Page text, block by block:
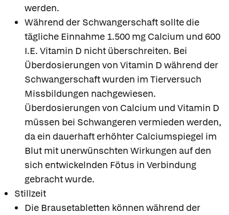
werden.
Während der Schwangerschaft sollte die
tägliche Einnahme 1.500 mg Calcium und 600
I.E. Vitamin D nicht überschreiten. Bei
Überdosierungen von Vitamin D während der
Schwangerschaft wurden im Tierversuch
Missbildungen nachgewiesen.
Überdosierungen von Calcium und Vitamin D
müssen bei Schwangeren vermieden werden,
da ein dauerhaft erhöhter Calciumspiegel im
Blut mit unerwünschten Wirkungen auf den
sich entwickelnden Fötus in Verbindung
gebracht wurde.
Stillzeit
Die Brausetabletten können während der